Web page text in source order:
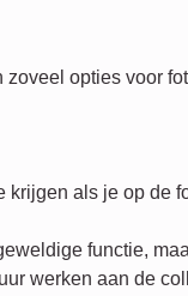
opties voor
krijgen als je op de
functie,
werken aan de